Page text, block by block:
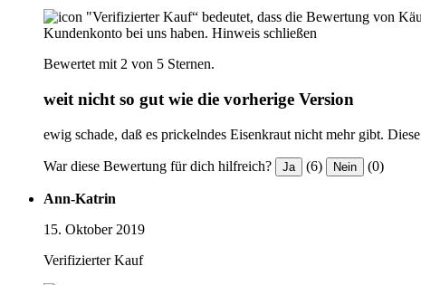
"Verifizierter Kauf“ bedeutet, dass die Bewertung von
Kundenkonto bei uns haben. Hinweis schließen
Bewertet mit 2 von 5 Sternen.
weit nicht so gut wie die vorherige Version
ewig schade, daß es prickelndes Eisenkraut nicht mehr gibt.
War diese Bewertung für dich hilfreich? Ja (6) Nein (0)
Ann-Katrin
15. Oktober 2019
Verifizierter Kauf